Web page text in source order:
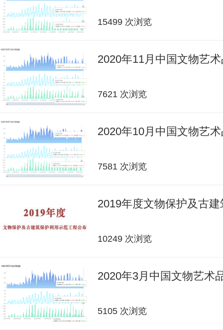
15499 次浏览
2020年11月中国文物艺
7621 次浏览
2020年10月中国文物艺
7581 次浏览
2019年度文物保护及古
10249 次浏览
2020年3月中国文物艺术
5105 次浏览